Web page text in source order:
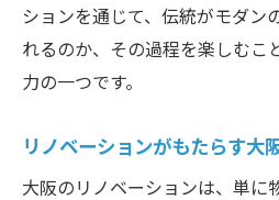
ションを通じて、伝統がモダン
れるのか、その過程を楽しむこ
力の一つです。
リノベーションがもたらす大
大阪のリノベーションは、単に